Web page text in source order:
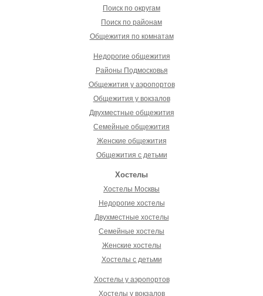
Поиск по округам
Поиск по районам
Общежития по комнатам
Недорогие общежития
Районы Подмосковья
Общежития у аэропортов
Общежития у вокзалов
Двухместные общежития
Семейные общежития
Женские общежития
Общежития с детьми
Хостелы
Хостелы Москвы
Недорогие хостелы
Двухместные хостелы
Семейные хостелы
Женские хостелы
Хостелы с детьми
Хостелы у аэропортов
Хостелы у вокзалов